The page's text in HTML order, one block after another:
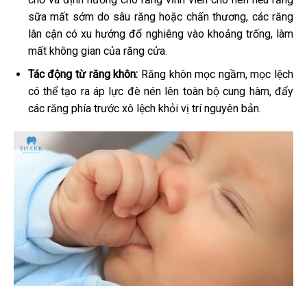
sữa mất sớm do sâu răng hoặc chấn thương, các răng
lân cận có xu hướng đổ nghiêng vào khoảng trống, làm
mất không gian của răng cửa.
Tác động từ răng khôn: Răng khôn mọc ngầm, mọc lệch
có thể tạo ra áp lực đè nén lên toàn bộ cung hàm, đẩy
các răng phía trước xô lệch khỏi vị trí nguyên bản.